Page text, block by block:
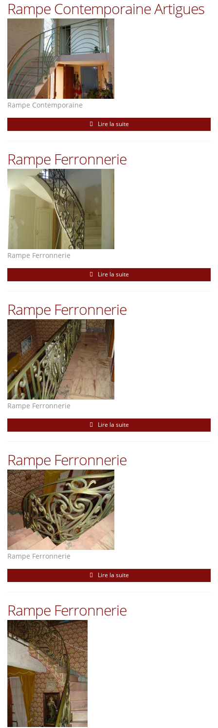
Rampe Contemporaine Artigues
Rampe Contemporaine
Lire la suite
Rampe Ferronnerie
Rampe Ferronnerie
Lire la suite
Rampe Ferronnerie
Rampe Ferronnerie
Lire la suite
Rampe Ferronnerie
Rampe Ferronnerie
Lire la suite
Rampe Ferronnerie